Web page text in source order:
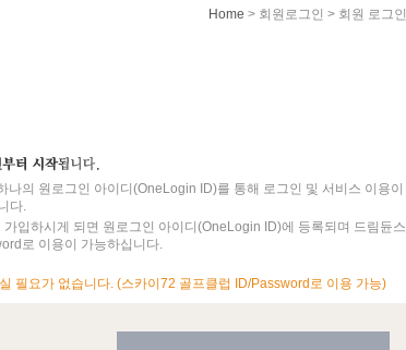
Home > 회원로그인 > 회원 로그인
의 원로그인 아이디(OneLogin ID)를 통해 로그인 및 서비스 이용이
다.
입하시게 되면 원로그인 아이디(OneLogin ID)에 등록되며 드림듄스
로 이용이 가능하십니다.
필요가 없습니다. (스카이72 골프클럽 ID/Password로 이용 가능)